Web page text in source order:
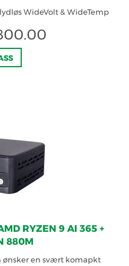
WideVolt & WideTemp
RYZEN 9 AI 365 +
880M
ønsker en svært komapkt